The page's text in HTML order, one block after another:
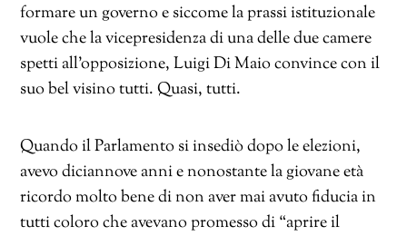
formare un governo e siccome la prassi istituzionale
vuole che la vicepresidenza di una delle due camere
spetti all’opposizione, Luigi Di Maio convince con il
suo bel visino tutti. Quasi, tutti.
Quando il Parlamento si insediò dopo le elezioni,
avevo diciannove anni e nonostante la giovane età
ricordo molto bene di non aver mai avuto fiducia in
tutti coloro che avevano promesso di “aprire il